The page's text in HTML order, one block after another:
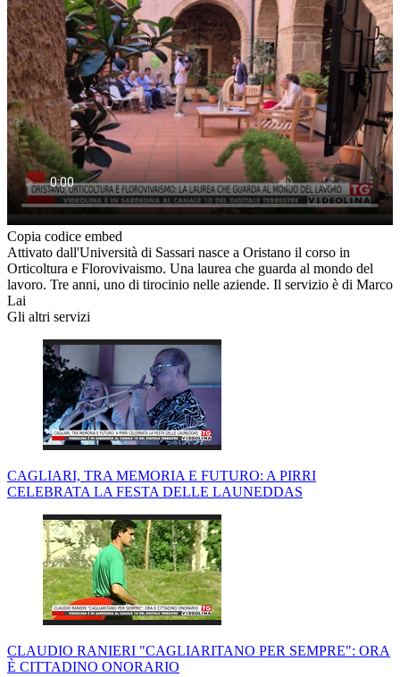
Copia codice embed
Attivato dall'Università di Sassari nasce a Oristano il corso in
Orticoltura e Florovivaismo. Una laurea che guarda al mondo del
lavoro. Tre anni, uno di tirocinio nelle aziende. Il servizio è di Marco
Lai
Gli altri servizi
CAGLIARI, TRA MEMORIA E FUTURO: A PIRRI
CELEBRATA LA FESTA DELLE LAUNEDDAS
CLAUDIO RANIERI "CAGLIARITANO PER SEMPRE": ORA
È CITTADINO ONORARIO